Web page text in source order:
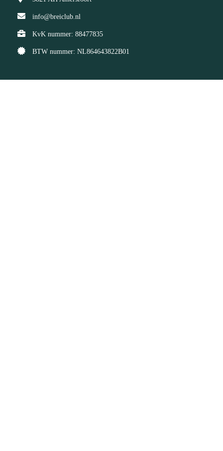
info@breiclub.nl
KvK nummer: 88477835
BTW nummer: NL864643822B01